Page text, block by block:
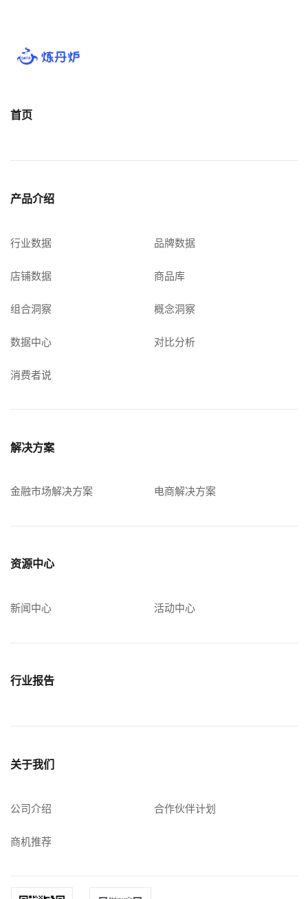
首页
产品介绍
行业数据 品牌数据
店铺数据 商品库
组合洞察 概念洞察
数据中心 对比分析
消费者说
解决方案
金融市场解决方案 电商解决方案
资源中心
新闻中心 活动中心
行业报告
关于我们
公司介绍 合作伙伴计划
商机推荐